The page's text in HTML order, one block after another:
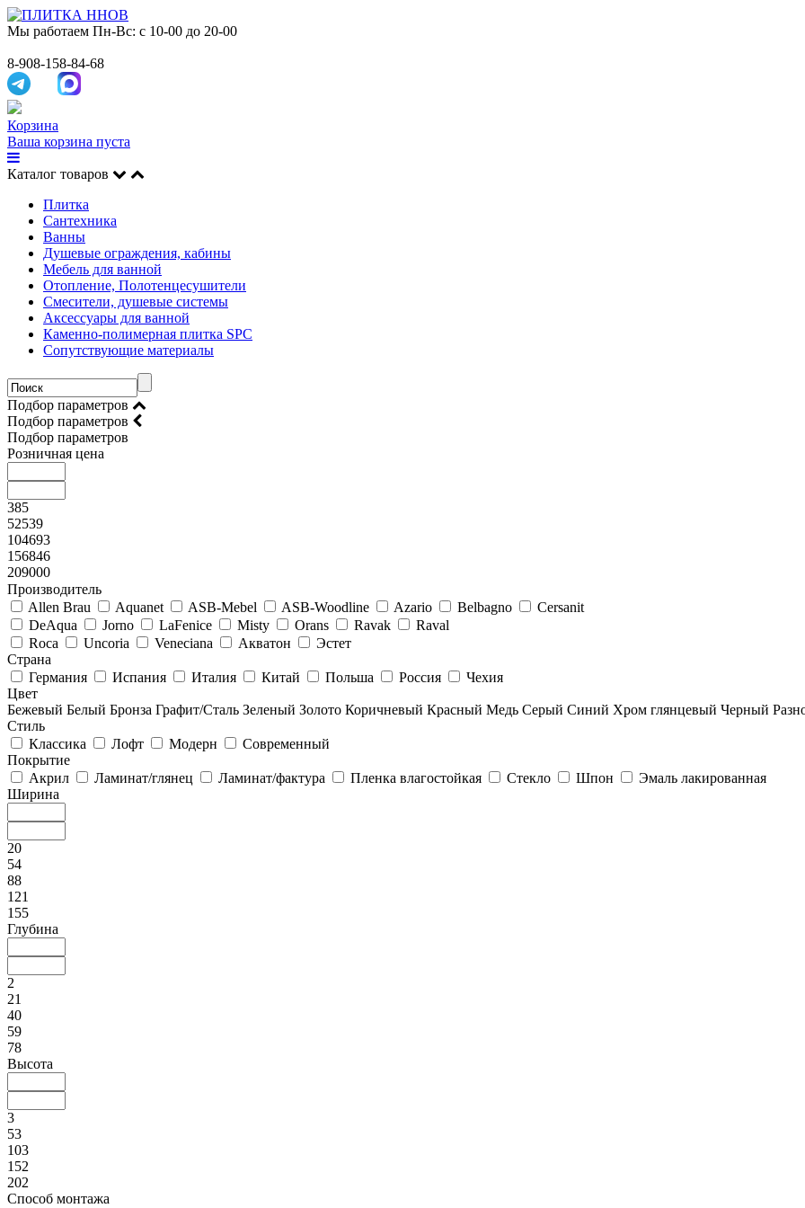
Мы работаем Пн-Вс: с 10-00 до 20-00
8-908-158-84-68
Корзина
Ваша корзина пуста
Каталог товаров
Плитка
Сантехника
Ванны
Душевые ограждения, кабины
Мебель для ванной
Отопление, Полотенцесушители
Смесители, душевые системы
Аксессуары для ванной
Каменно-полимерная плитка SPC
Сопутствующие материалы
Подбор параметров
Подбор параметров
Подбор параметров
Розничная цена
385
52539
104693
156846
209000
Производитель
Allen Brau
Aquanet ASB-Mebel ASB-Woodline Azario Belbagno
Cersanit
DeAqua
Jorno LaFenice Misty Orans Ravak
Raval
Roca
Uncoria Veneciana Акватон
Эстет
Страна
Германия
Испания Италия Китай Польша Россия
Чехия
Цвет
Бежевый Белый Бронза Графит/Сталь Зеленый Золото Коричневый Красный Медь Серый Синий Хром глянцевый Черный
Стиль
Классика
Лофт Модерн
Современный
Покрытие
Акрил
Ламинат/глянец Ламинат/фактура Пленка влагостойкая Стекло Шпон
Эмаль лакированная
Ширина
20
54
88
121
155
Глубина
2
21
40
59
78
Высота
3
53
103
152
202
Способ монтажа